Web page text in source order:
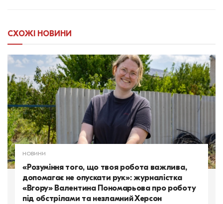
СХОЖІ НОВИНИ
НОВИНИ
«Розуміння того, що твоя робота важлива,
допомагає не опускати рук»: журналістка
«Вгору» Валентина Пономарьова про роботу
під обстрілами та незламний Херсон